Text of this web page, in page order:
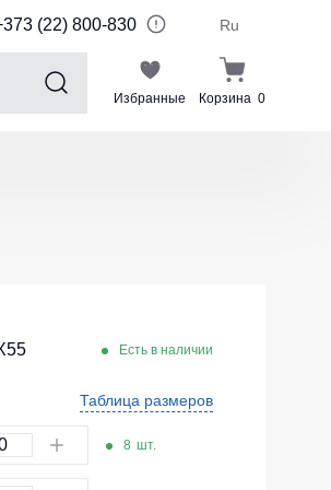
(22) 800-830 Ru
Избранные Корзина 0
для спорта
Есть в наличии
Таблица размеров
8 шт.